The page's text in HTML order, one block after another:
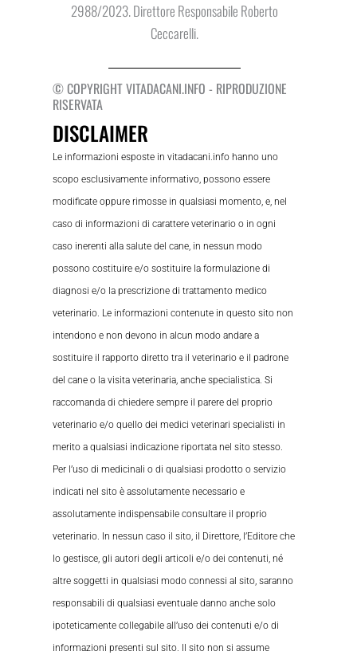
2988/2023. Direttore Responsabile Roberto
Ceccarelli.
© COPYRIGHT VITADACANI.INFO - RIPRODUZIONE
RISERVATA
DISCLAIMER
Le informazioni esposte in vitadacani.info hanno uno
scopo esclusivamente informativo, possono essere
modificate oppure rimosse in qualsiasi momento, e, nel
caso di informazioni di carattere veterinario o in ogni
caso inerenti alla salute del cane, in nessun modo
possono costituire e/o sostituire la formulazione di
diagnosi e/o la prescrizione di trattamento medico
veterinario. Le informazioni contenute in questo sito non
intendono e non devono in alcun modo andare a
sostituire il rapporto diretto tra il veterinario e il padrone
del cane o la visita veterinaria, anche specialistica. Si
raccomanda di chiedere sempre il parere del proprio
veterinario e/o quello dei medici veterinari specialisti in
merito a qualsiasi indicazione riportata nel sito stesso.
Per l’uso di medicinali o di qualsiasi prodotto o servizio
indicati nel sito è assolutamente necessario e
assolutamente indispensabile consultare il proprio
veterinario. In nessun caso il sito, il Direttore, l’Editore che
lo gestisce, gli autori degli articoli e/o dei contenuti, né
altre soggetti in qualsiasi modo connessi al sito, saranno
responsabili di qualsiasi eventuale danno anche solo
ipoteticamente collegabile all’uso dei contenuti e/o di
informazioni presenti sul sito. Il sito non si assume